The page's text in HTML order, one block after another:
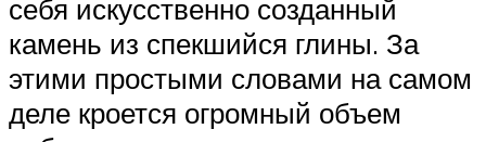
себя искусственно созданный
камень из спекшийся глины. За
этими простыми словами на самом
деле кроется огромный объем